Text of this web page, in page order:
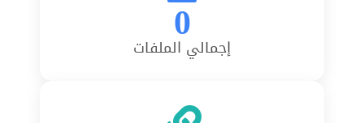
0
إجمالي الملفات